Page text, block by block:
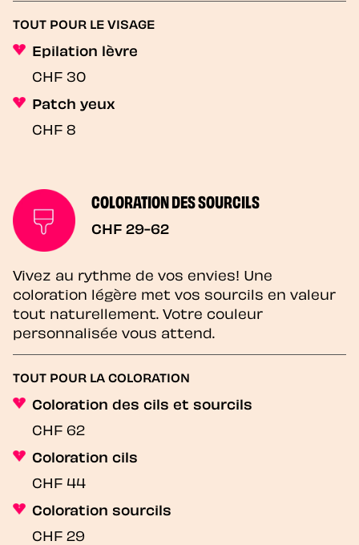
TOUT POUR LE VISAGE
Epilation lèvre
CHF 30
Patch yeux
CHF 8
COLORATION DES SOURCILS
CHF 29-62
Vivez au rythme de vos envies! Une
coloration légère met vos sourcils en valeur
tout naturellement. Votre couleur
personnalisée vous attend.
TOUT POUR LA COLORATION
Coloration des cils et sourcils
CHF 62
Coloration cils
CHF 44
Coloration sourcils
CHF 29